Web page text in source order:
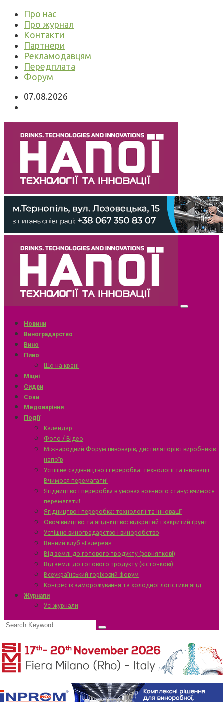
Про нас
Про журнал
Контакти
Партнери
Рекламодавцям
Передплата
Форум
07.08.2026
Новини
Виноградарство
Вино
Пиво
Що на крані
Міцні
Сидри
Соки
Медоваріння
Події
Календар
Фото / Відео
Міжнародний Форум пивоварів, дистиляторів і виробників
напоїв
Успішне садівництво і переробка: технології та інновації.
Вчимося перемагати!
Ягідництво і переробка в умовах воєнного стану: вчимося
перемагати!
Ягідництво і переробка: технології та інновації
Овочівництво та ягідництво: відкритий і закритий ґрунт
Успішне виноградарство і виноробство
Винний клуб «Галерея»
Від землі до готового продукту (зерняткові)
Від землі до готового продукту (кісточкові)
Всеукраїнський горіховий форум
Конгрес із заморожування та холодної логістики ягід
Журнали
Усі журнали